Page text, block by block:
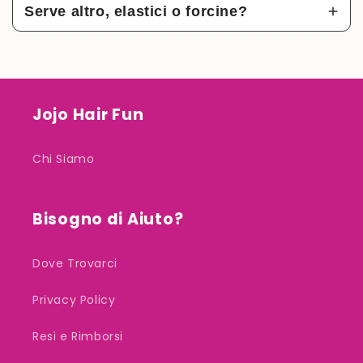
usarla anche da sole per scuola, sport e attività
Serve altro, elastici o forcine?
Jojo Hair Fun
Chi Siamo
Bisogno di Aiuto?
Dove Trovarci
Privacy Policy
Resi e Rimborsi